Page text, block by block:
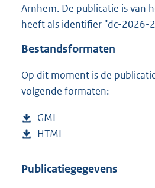
Arnhem. De publicatie is van
heeft als identifier "dc-2026-
Bestandsformaten
Op dit moment is de
volgende formaten:
D
o
n
GML
e
t
D
w
HTML
s
Publicatiegegevens